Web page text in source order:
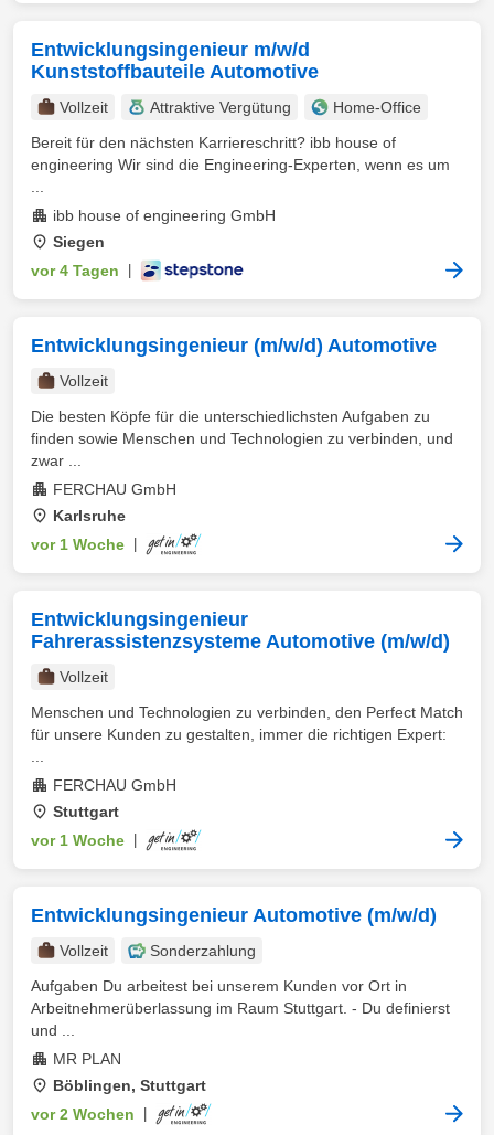
Entwicklungsingenieur m/w/d
Kunststoffbauteile Automotive
Vollzeit Attraktive Vergütung
Home-Office
Bereit für den nächsten Karriereschritt? ibb house of
engineering Wir sind die Engineering-Experten, wenn es um
ibb house of engineering GmbH
Siegen
vor 4 Tagen
Entwicklungsingenieur (m/w/d) Automotive
Vollzeit
Die besten Köpfe für die unterschiedlichsten Aufgaben zu
finden sowie Menschen und Technologien zu verbinden, und
zwar ...
FERCHAU GmbH
Karlsruhe
vor 1 Woche
Entwicklungsingenieur
Fahrerassistenzsysteme Automotive (m/w/d)
Vollzeit
Menschen und Technologien zu verbinden, den Perfect Match
für unsere Kunden zu gestalten, immer die richtigen Expert:
FERCHAU GmbH
Stuttgart
vor 1 Woche
Entwicklungsingenieur Automotive (m/w/d)
Vollzeit
Sonderzahlung
Aufgaben Du arbeitest bei unserem Kunden vor Ort in
Arbeitnehmerüberlassung im Raum Stuttgart. - Du definierst
und ...
MR PLAN
Böblingen, Stuttgart
vor 2 Wochen